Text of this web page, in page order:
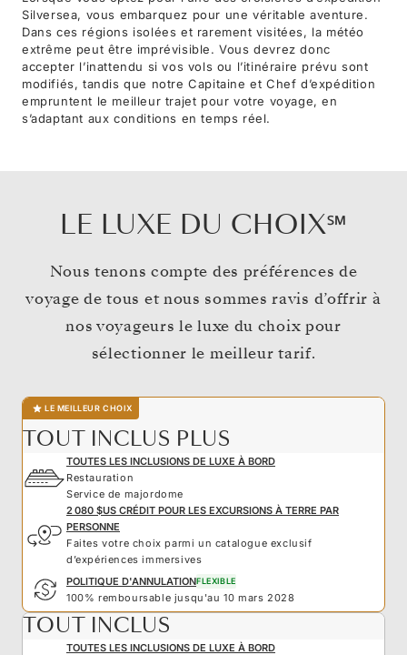
Silversea, vous embarquez pour une véritable aventure.
Dans ces régions isolées et rarement visitées, la météo
extrême peut être imprévisible. Vous devrez donc
accepter l’inattendu si vos vols ou l’itinéraire prévu sont
modifiés, tandis que notre Capitaine et Chef d’expédition
empruntent le meilleur trajet pour votre voyage, en
s’adaptant aux conditions en temps réel.
LE LUXE DU CHOIX℠
Nous tenons compte des préférences de
voyage de tous et nous sommes ravis d’offrir à
nos voyageurs le luxe du choix pour
sélectionner le meilleur tarif.
LE MEILLEUR CHOIX
TOUT INCLUS PLUS
TOUTES LES INCLUSIONS DE LUXE À BORD
Restauration
Service de majordome
2 080 $US CRÉDIT POUR LES EXCURSIONS À TERRE PAR
PERSONNE
Faites votre choix parmi un catalogue exclusif
d’expériences immersives
POLITIQUE D'ANNULATIONFLEXIBLE
100% remboursable jusqu'au 10 mars 2028
TOUT INCLUS
TOUTES LES INCLUSIONS DE LUXE À BORD